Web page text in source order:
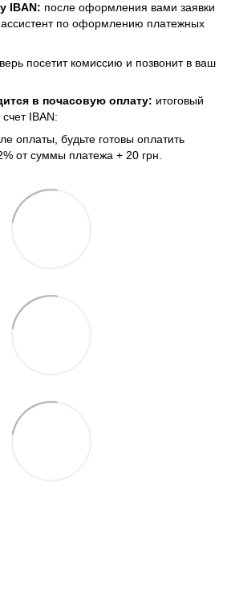
IBAN: после оформления вами заявки
по оформлению платежных
посетит комиссию и позвонит в ваш
в почасовую оплату: итоговый
IBAN:
оплаты, будьте готовы оплатить
от суммы платежа + 20 грн.